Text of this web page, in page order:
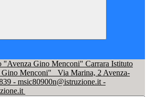
Istituto
Gino Menconi"
Via Marina, 2 Avenza-
- msic80900n@istruzione.it -